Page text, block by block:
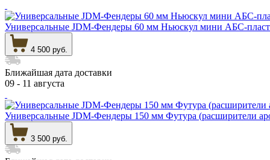
Универсальные JDM-Фендеры 60 мм Ньюскул мини АБС-
4 500 руб.
Ближайшая дата доставки
09 - 11 августа
Универсальные JDM-Фендеры 150 мм Футура (расширители
3 500 руб.